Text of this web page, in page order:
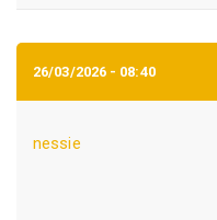
26/03/2026 - 08:40
nessie